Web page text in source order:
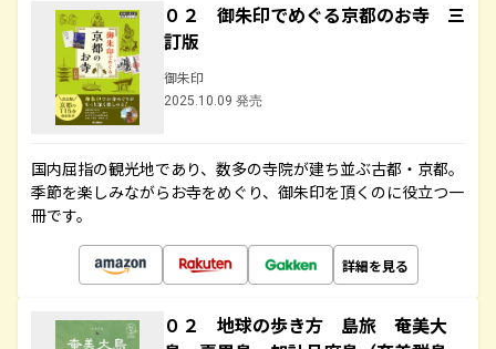
０２ 御朱印でめぐる京都のお寺 三
訂版
御朱印
2025.10.09 発売
国内屈指の観光地であり、数多の寺院が建ち並ぶ古都・京都。
季節を楽しみながらお寺をめぐり、御朱印を頂くのに役立つ一
冊です。
詳細を見る
０２ 地球の歩き方 島旅 奄美大